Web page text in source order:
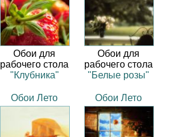
Обои для
рабочего стола
"Клубника"
Обои для
рабочего стола
"Белые розы"
Обои Лето Обои Лето